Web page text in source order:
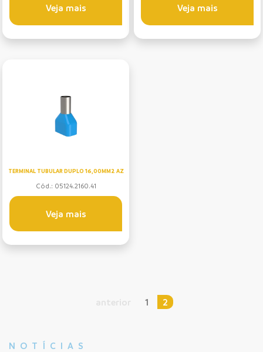
Veja mais Veja mais
TERMINAL TUBULAR DUPLO 16,00MM2 AZ
Cód.: 05124.2160.41
Veja mais
1 2
NOTÍCIAS